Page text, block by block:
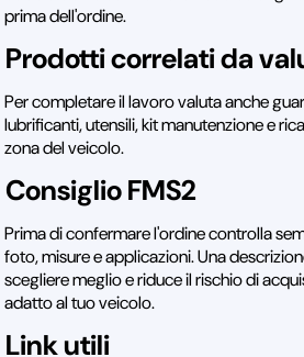
prima dell'ordine.
Prodotti correlati da
Per completare il lavoro valuta anche
lubrificanti, utensili, kit manutenzione e
zona del veicolo.
Consiglio FMS2
Prima di confermare l'ordine controlla
foto, misure e applicazioni. Una
scegliere meglio e riduce il rischio di
adatto al tuo veicolo.
Link utili